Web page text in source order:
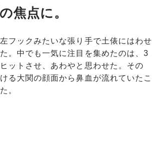
焦点に。
フックみたいな張り手で土俵にはわせ
。中でも一気に注目を集めたのは、3
ットさせ、あわやと思わせた。その
る大関の顔面から鼻血が流れていたこ
。